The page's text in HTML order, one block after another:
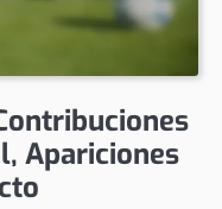
Apariciones